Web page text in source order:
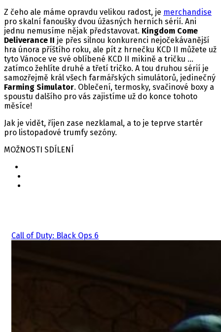
Z čeho ale máme opravdu velikou radost, je merchandise
pro skalní fanoušky dvou úžasných herních sérií. Ani
jednu nemusíme nějak představovat. Kingdom Come
Deliverance II je přes silnou konkurenci nejočekávanější
hra února příštího roku, ale pít z hrnečku KCD II můžete už
tyto Vánoce ve své oblíbené KCD II mikině a tričku …
zatímco žehlíte druhé a třetí tričko. A tou druhou sérií je
samozřejmě král všech farmářských simulátorů, jedinečný
Farming Simulator. Oblečení, termosky, svačinové boxy a
spoustu dalšího pro vás zajistíme už do konce tohoto
měsíce!
Jak je vidět, říjen zase nezklamal, a to je teprve startér
pro listopadové trumfy sezóny.
MOŽNOSTI SDÍLENÍ
Call of Duty: Black Ops 6